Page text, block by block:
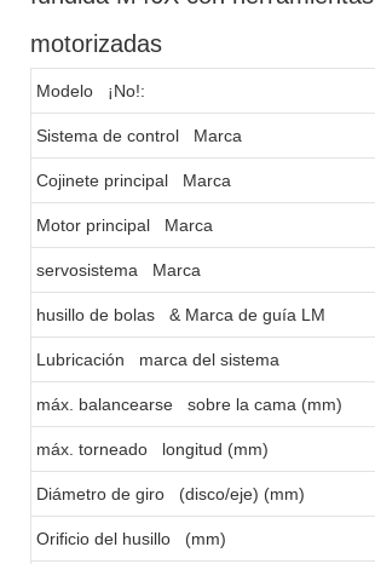
motorizadas
Modelo ¡No!:
Sistema de control Marca
Cojinete principal Marca
Motor principal Marca
servosistema Marca
husillo de bolas & Marca de guía LM
Lubricación marca del sistema
máx. balancearse sobre la cama (mm)
máx. torneado longitud (mm)
Diámetro de giro (disco/eje) (mm)
Orificio del husillo (mm)